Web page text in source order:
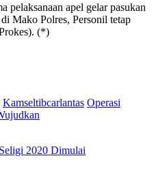
pelaksanaan apel gelar pasukan
Mako Polres, Personil tetap
(*)
Kamseltibcarlantas Operasi
2020 Dimulai